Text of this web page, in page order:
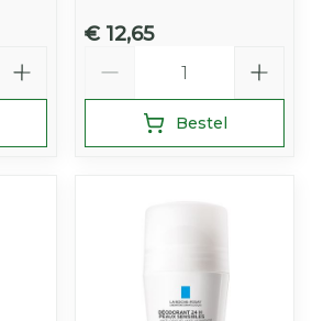
€ 12,65
Bestel